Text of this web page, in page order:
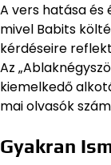
A vers hatása
mivel Babits
kérdéseire
Az
kiemelkedő
mai olvasók
Gyakran